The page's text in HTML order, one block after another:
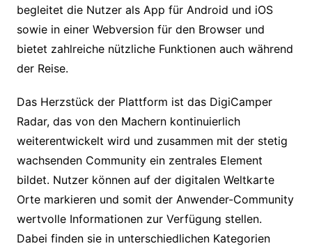
begleitet die Nutzer als App für Android und iOS
sowie in einer Webversion für den Browser und
bietet zahlreiche nützliche Funktionen auch während
der Reise.
Das Herzstück der Plattform ist das DigiCamper
Radar, das von den Machern kontinuierlich
weiterentwickelt wird und zusammen mit der stetig
wachsenden Community ein zentrales Element
bildet. Nutzer können auf der digitalen Weltkarte
Orte markieren und somit der Anwender-Community
wertvolle Informationen zur Verfügung stellen.
Dabei finden sie in unterschiedlichen Kategorien